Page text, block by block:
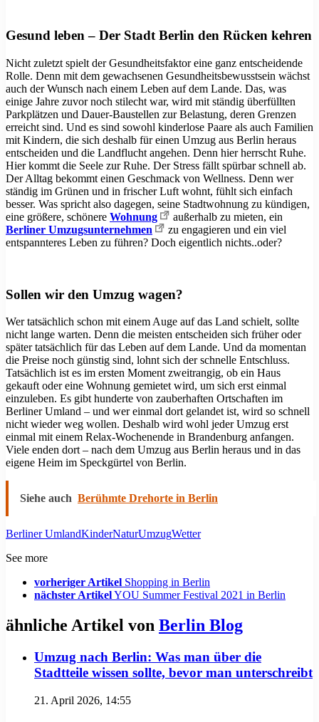
Gesund leben – Der Stadt Berlin den Rücken kehren
Nicht zuletzt spielt der Gesundheitsfaktor eine ganz entscheidende
Rolle. Denn mit dem gewachsenen Gesundheitsbewusstsein wächst
auch der Wunsch nach einem Leben auf dem Lande. Das, was
einige Jahre zuvor noch stilecht war, wird mit ständig überfüllten
Parkplätzen und Dauer-Baustellen zur Belastung, deren Grenzen
erreicht sind. Und es sind sowohl kinderlose Paare als auch Familien
mit Kindern, die sich deshalb für einen Umzug aus Berlin heraus
entscheiden und die Landflucht angehen. Denn hier herrscht Ruhe.
Hier kommt die Seele zur Ruhe. Der Stress fällt spürbar schnell ab.
Der Alltag bekommt einen Geschmack von Wellness. Denn wer
ständig im Grünen und in frischer Luft wohnt, fühlt sich einfach
besser. Was spricht also dagegen, seine Stadtwohnung zu kündigen,
eine größere, schönere Wohnung
außerhalb zu mieten, ein
Berliner Umzugsunternehmen
zu engagieren und ein viel
entspannteres Leben zu führen? Doch eigentlich nichts..oder?
Sollen wir den Umzug wagen?
Wer tatsächlich schon mit einem Auge auf das Land schielt, sollte
nicht lange warten. Denn die meisten entscheiden sich früher oder
später tatsächlich für das Leben auf dem Lande. Und da momentan
die Preise noch günstig sind, lohnt sich der schnelle Entschluss.
Tatsächlich ist es im ersten Moment zweitrangig, ob ein Haus
gekauft oder eine Wohnung gemietet wird, um sich erst einmal
einzuleben. Es gibt hunderte von zauberhaften Ortschaften im
Berliner Umland – und wer einmal dort gelandet ist, wird so schnell
nicht wieder weg wollen. Deshalb wird wohl jeder Umzug erst
einmal mit einem Relax-Wochenende in Brandenburg anfangen.
Viele enden dort – nach dem Umzug aus Berlin heraus und in das
eigene Heim im Speckgürtel von Berlin.
Siehe auch Berühmte Drehorte in Berlin
Berliner UmlandKinderNaturUmzugWetter
See more
vorheriger Artikel Shopping in Berlin
nächster ArtikelYOU Summer Festival 2021 in Berlin
ähnliche Artikel von Berlin Blog
Umzug nach Berlin: Was man über die
Stadtteile wissen sollte, bevor man unterschreibt
21. April 2026, 14:55